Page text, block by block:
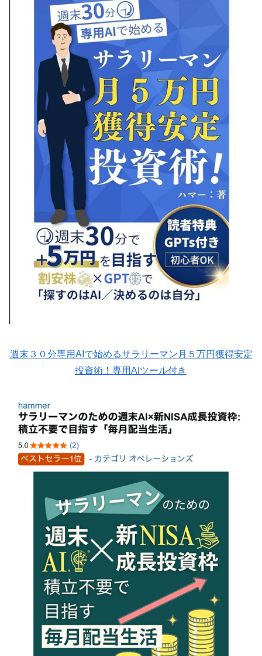
週末３０分専用AIで始めるサラリーマン月５万円獲得安定
投資術！専用AIツール付き